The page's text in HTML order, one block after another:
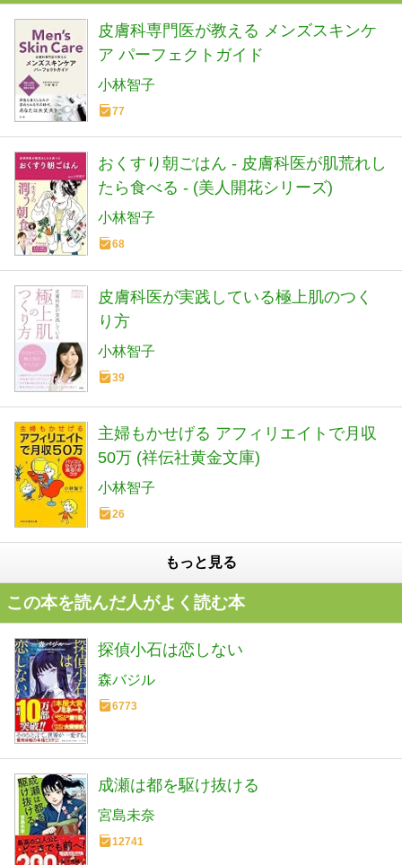
皮膚科専門医が教える メンズスキンケ
ア パーフェクトガイド
小林智子
77
おくすり朝ごはん - 皮膚科医が肌荒れし
たら食べる - (美人開花シリーズ)
小林智子
68
皮膚科医が実践している極上肌のつく
り方
小林智子
39
主婦もかせげる アフィリエイトで月収
50万 (祥伝社黄金文庫)
小林智子
26
もっと見る
この本を読んだ人がよく読む本
探偵小石は恋しない
森バジル
6773
成瀬は都を駆け抜ける
宮島未奈
12741